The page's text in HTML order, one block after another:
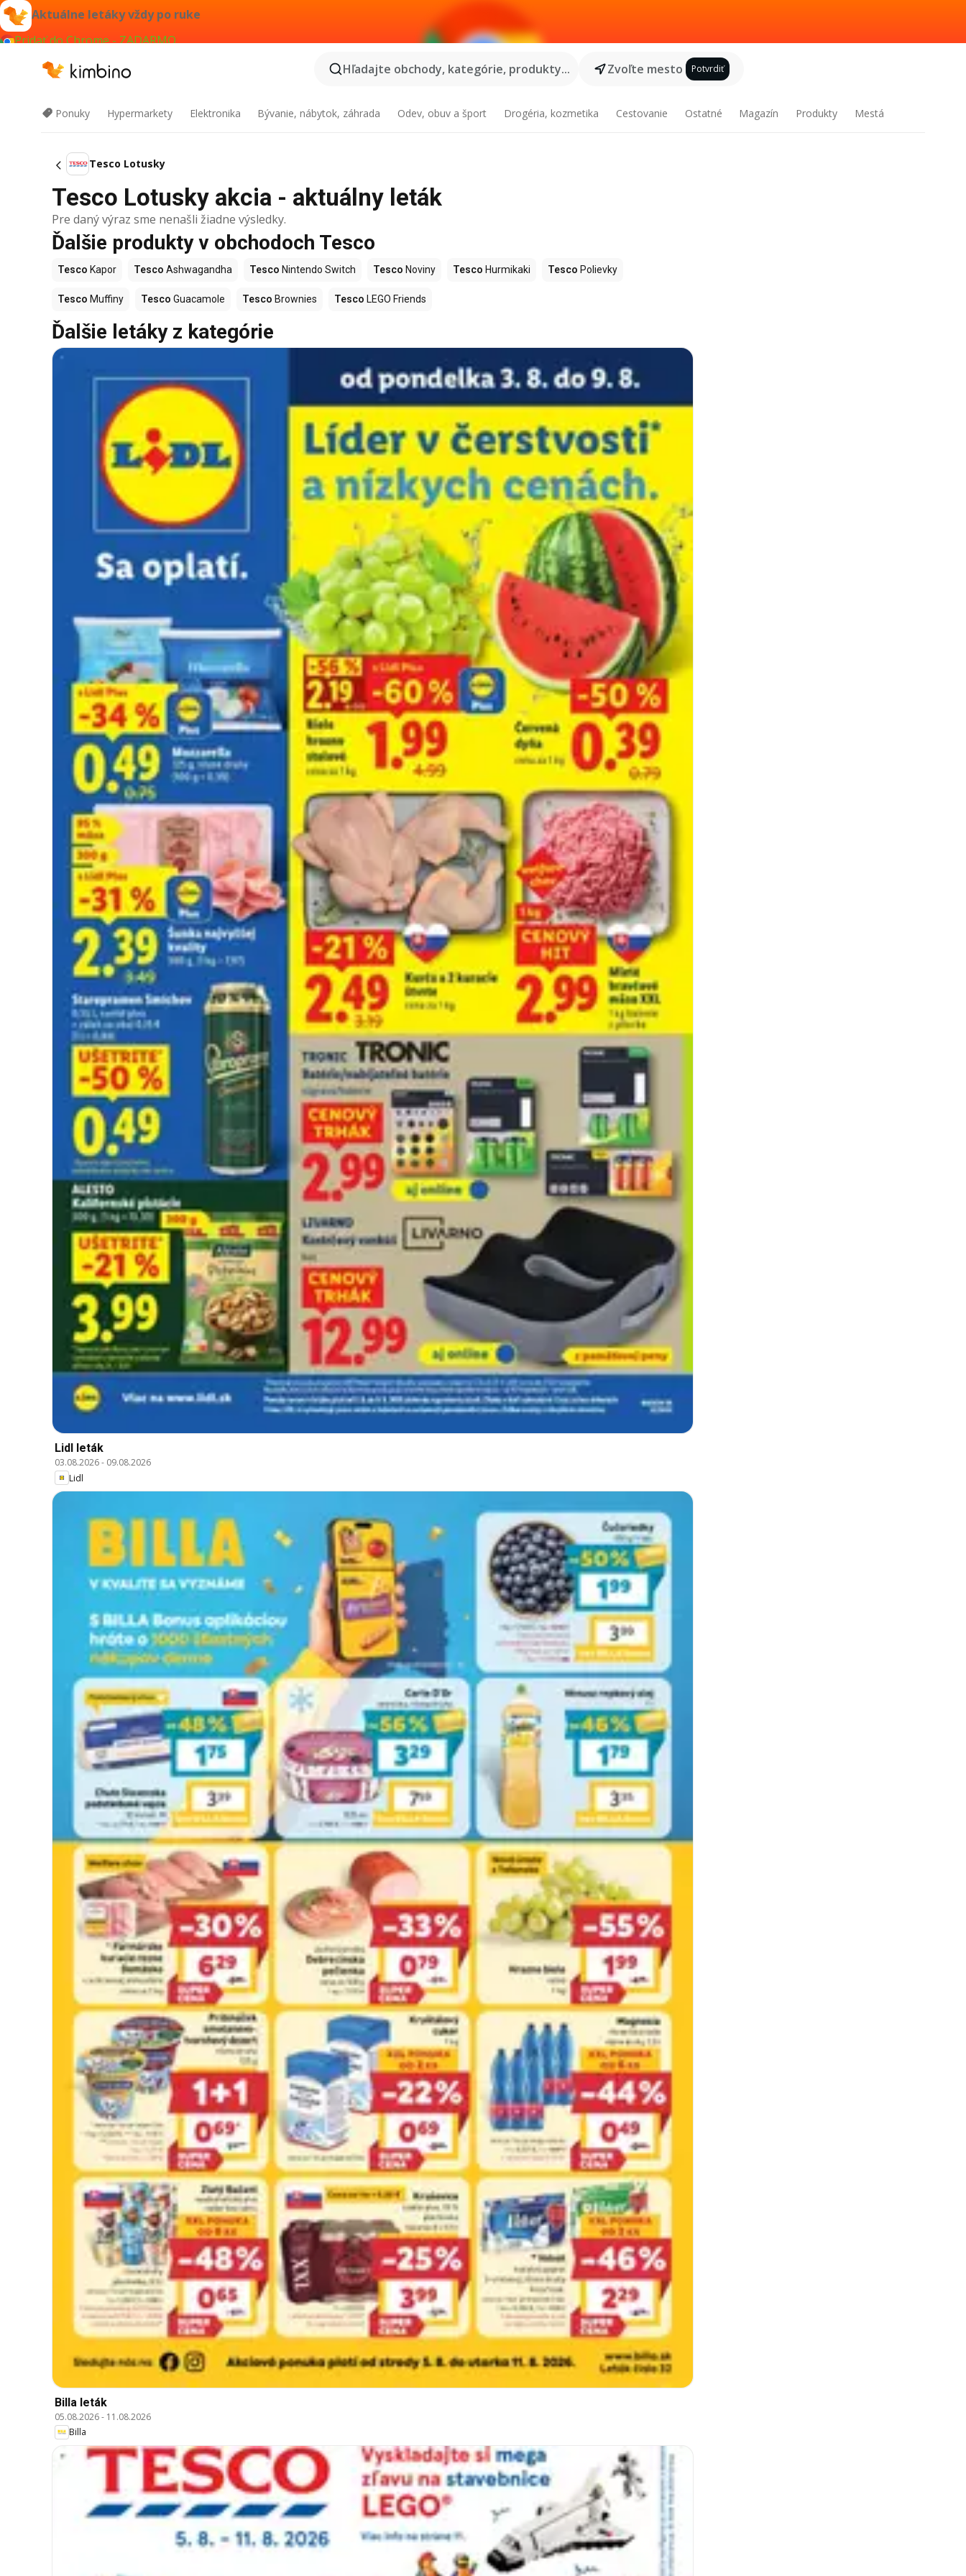
Aktuálne letáky vždy po ruke
Pridať do Chrome - ZADARMO
Hľadajte obchody, kategórie, produkty...
Zvoľte mesto Potvrdiť
Ponuky Hypermarkety Elektronika Bývanie, nábytok, záhrada Odev, obuv a šport Drogéria, kozmetika Cestovanie Ostatné Magazín Produkty Mestá
Tesco Lotusky
Tesco Lotusky akcia - aktuálny leták
Pre daný výraz sme nenašli žiadne výsledky.
Ďalšie produkty v obchodoch Tesco
Tesco Kapor Tesco Ashwagandha Tesco Nintendo Switch Tesco Noviny Tesco Hurmikaki Tesco Polievky
Tesco Muffiny Tesco Guacamole Tesco Brownies Tesco LEGO Friends
Ďalšie letáky z kategórie
Lidl leták
03.08.2026- 09.08.2026
Lidl
Billa leták
05.08.2026- 11.08.2026
Billa